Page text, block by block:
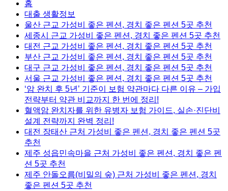
홈
대출 생활정보
울산 근교 가성비 좋은 펜션, 경치 좋은 펜션 5곳 추천
세종시 근교 가성비 좋은 펜션, 경치 좋은 펜션 5곳 추천
대전 근교 가성비 좋은 펜션, 경치 좋은 펜션 5곳 추천
부산 근교 가성비 좋은 펜션, 경치 좋은 펜션 5곳 추천
대구 근교 가성비 좋은 펜션, 경치 좋은 펜션 5곳 추천
서울 근교 가성비 좋은 펜션, 경치 좋은 펜션 5곳 추천
‘암 완치 후 5년’ 기준이 보험 약관마다 다른 이유 – 가입
전략부터 약관 비교까지 한 번에 정리!
혈액암 완치자를 위한 유병자 보험 가이드, 실손·진단비
설계 전략까지 완벽 정리!
대전 장태산 근처 가성비 좋은 펜션, 경치 좋은 펜션 5곳
추천
제주 성읍민속마을 근처 가성비 좋은 펜션, 경치 좋은 펜
션 5곳 추천
제주 안돌오름(비밀의 숲) 근처 가성비 좋은 펜션, 경치
좋은 펜션 5곳 추천